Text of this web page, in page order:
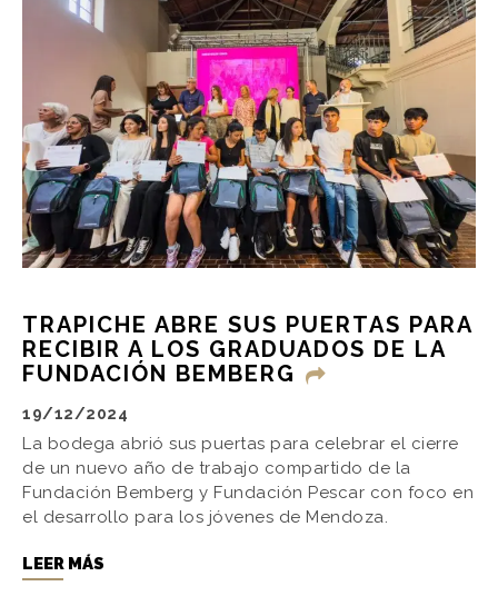
TRAPICHE ABRE SUS PUERTAS PARA
RECIBIR A LOS GRADUADOS DE LA
FUNDACIÓN BEMBERG
19/12/2024
La bodega abrió sus puertas para celebrar el cierre
de un nuevo año de trabajo compartido de la
Fundación Bemberg y Fundación Pescar con foco en
el desarrollo para los jóvenes de Mendoza.
LEER MÁS